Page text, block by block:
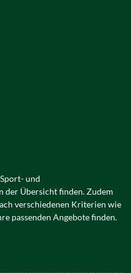
und
der Übersicht finden. Zudem
verschiedenen Kriterien wie
passenden Angebote finden.